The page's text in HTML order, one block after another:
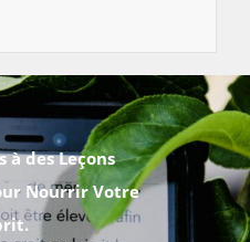
à des Leçons
Nourrir Votre